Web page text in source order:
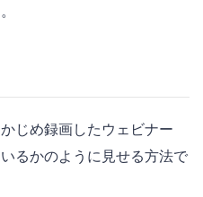
じめ録画したウェビナー
るかのように見せる方法で